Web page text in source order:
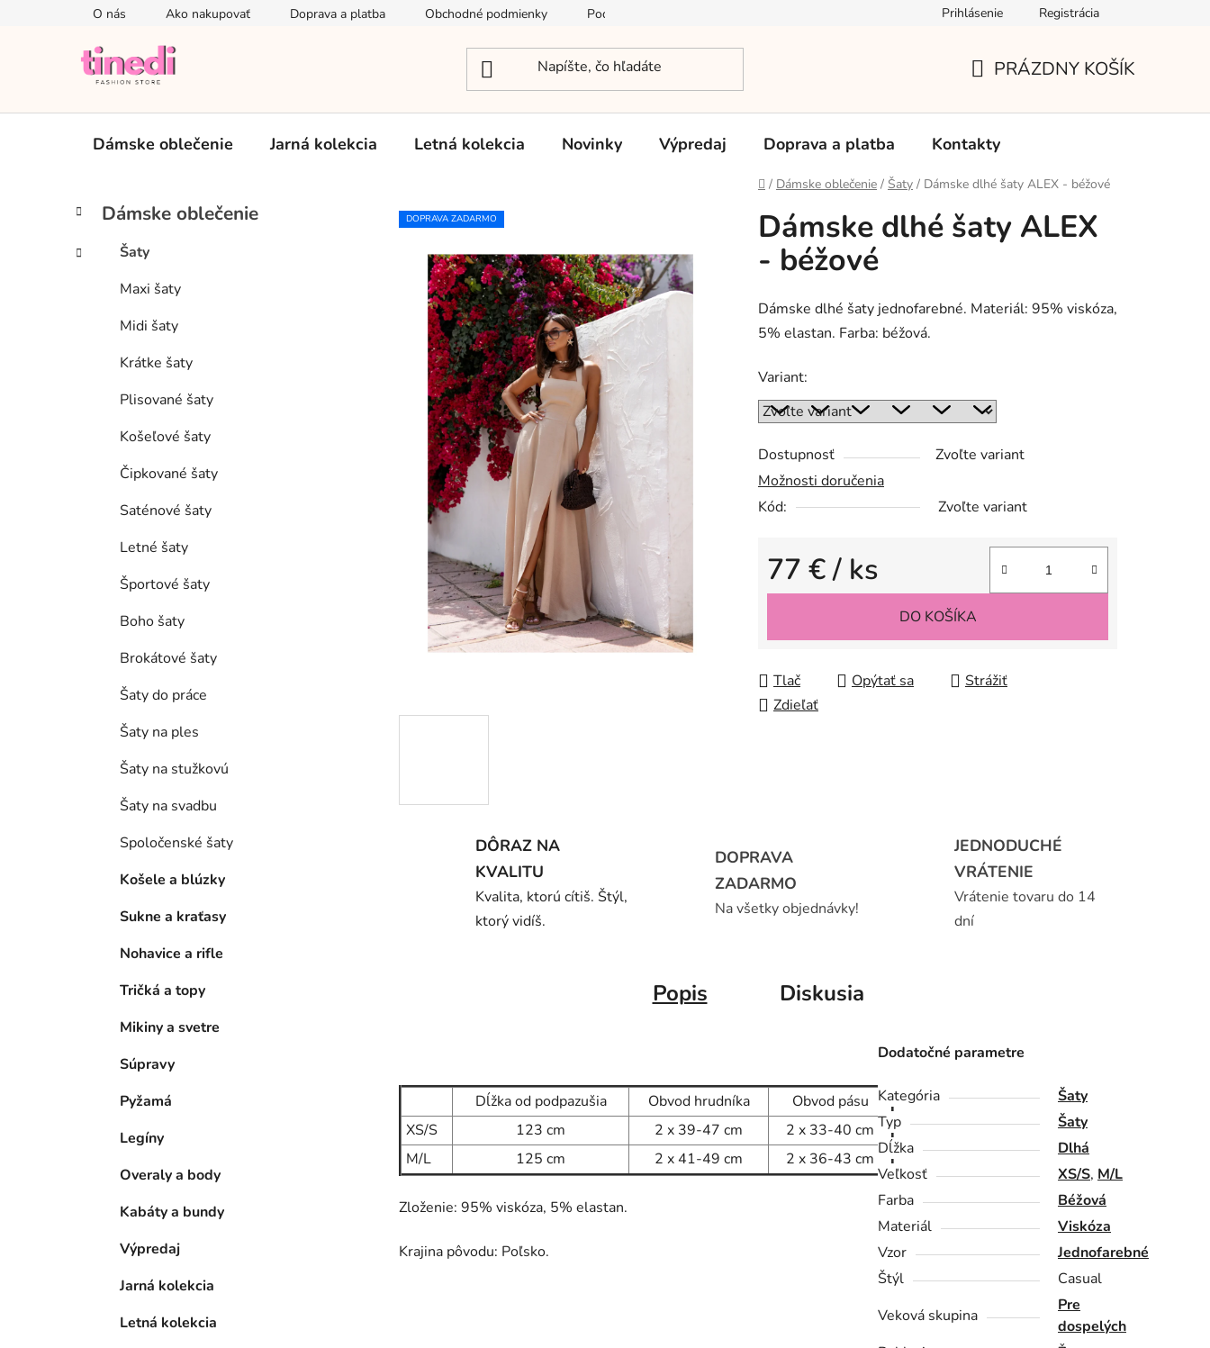
O nás Ako nakupovať Doprava a platba Obchodné podmienky Podmienky ochrany osobných údajov Používanie súborov Cookies Reklamačný poriadok
Prihlásenie Registrácia
KOŠÍK
PRÁZDNY KOŠÍK
Dámske oblečenie Jarná kolekcia Letná kolekcia Novinky Výpredaj Doprava a platba Kontakty
Domov
/ Dámske oblečenie / Šaty / Dámske dlhé šaty ALEX - béžové
B
č
Preskočiť
kategórie
K
a
e
Dámske oblečenie
Šaty
Maxi šaty
Midi šaty
Krátke šaty
Plisované šaty
Košeľové šaty
Čipkované šaty
Saténové šaty
Letné šaty
Športové šaty
Boho šaty
Brokátové šaty
Šaty do práce
Šaty na ples
Šaty na stužkovú
Šaty na svadbu
Spoločenské šaty
Košele a blúzky
Sukne a kraťasy
Nohavice a rifle
Tričká a topy
Mikiny a svetre
Súpravy
Pyžamá
Legíny
Overaly a body
Kabáty a bundy
Výpredaj
Jarná kolekcia
Letná kolekcia
Dámske dlhé šaty ALEX
- béžové
Dámske dlhé šaty jednofarebné. Materiál: 95% viskóza,
5% elastan. Farba: béžová.
Variant:
Dostupnosť
Zvoľte variant
Možnosti doručenia
Kód:
Zvoľte variant
77 €/ ks
Jednotková cena:
DO KOŠÍKA
Tlač Opýtať sa
Strážiť
Zdieľať
DOPRAVA ZADARMO
DÔRAZ NA
KVALITU
Kvalita, ktorú cítiš. Štýl,
ktorý vidíš.
DOPRAVA
ZADARMO
Na všetky objednávky!
JEDNODUCHÉ
VRÁTENIE
Vrátenie tovaru do 14
dní
Popis Diskusia
Dĺžka od podpazušia Obvod hrudníka
Obvod pásu
XS/S
123 cm 2 x 39-47 cm
2 x 33-40 cm
M/L
125 cm 2 x 41-49 cm 2 x 36-43 cm
Zloženie: 95% viskóza, 5% elastan.
Krajina pôvodu: Poľsko.
Dodatočné parametre
Kategória
Šaty
Typ
Šaty
Dĺžka
Dlhá
Veľkosť
XS/S, M/L
Farba
Béžová
Materiál
Viskóza
Vzor
Jednofarebné
Štýl
Casual
Veková skupina
Pre
dospelých